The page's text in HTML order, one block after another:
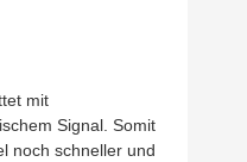
mit
Signal. Somit
noch schneller und